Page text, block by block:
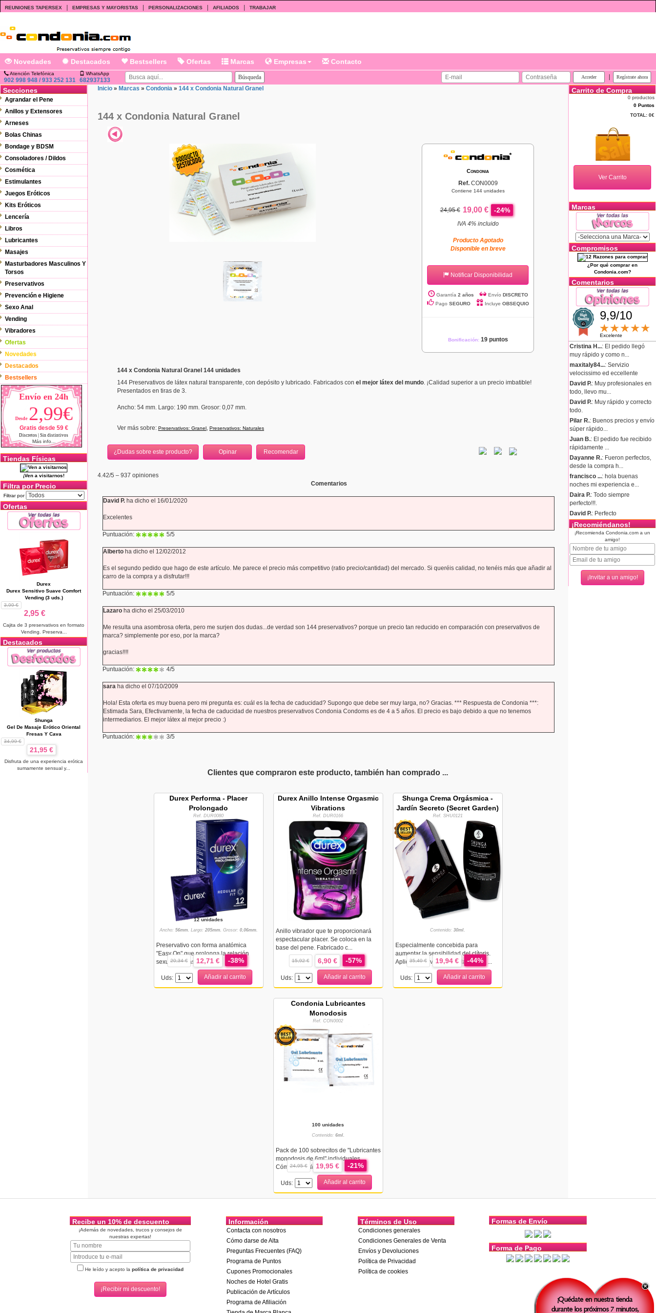
¡Quédate en nuestra tienda
durante los próximos 7 minutos,
REUNIONES TAPERSEX EMPRESAS Y MAYORISTAS PERSONALIZACIONES AFILIADOS TRABAJAR
Novedades Destacados Bestsellers Ofertas Marcas Empresas Contacto
Atención Telefónica
902 998 948 / 933 252 131
WhatsApp
682937133
Secciones
Agrandar el Pene
Anillos y Extensores
Arneses
Bolas Chinas
Bondage y BDSM
Consoladores / Dildos
Cosmética
Estimulantes
Juegos Eróticos
Kits Eróticos
Lencería
Libros
Lubricantes
Masajes
Masturbadores Masculinos Y
Torsos
Preservativos
Prevención e Higiene
Sexo Anal
Vending
Vibradores
Ofertas
Novedades
Destacados
Bestsellers
Envío en 24h
Desde 2,99€
Gratis desde 59 €
Discretos | Sin distintivos
Más info...
Tiendas Físicas
¡Ven a visitarnos!
Filtra por Precio
Filtrar por
Ofertas
Durex
Durex Sensitivo Suave Comfort
Vending (3 uds.)
3,99 €
2,95 €
Cajita de 3 preservativos en formato
Vending. Preserva...
Destacados
Shunga
Gel De Masaje Erótico Oriental
Fresas Y Cava
34,99 €
21,95 €
Disfruta de una experiencia erótica
sumamente sensual y...
Inicio » Marcas » Condonia » 144 x Condonia Natural Granel
144 x Condonia Natural Granel
Condonia
Ref. CON0009
Contiene 144 unidades
24,95 € 19,00 € -24%
IVA 4% incluido
Producto Agotado
Disponible en breve
Notificar Disponibilidad
Garantía 2 años Envío DISCRETO
Pago SEGURO Incluye OBSEQUIO
Bonificación: 19 puntos
144 x Condonia Natural Granel 144 unidades
144 Preservativos de látex natural transparente, con depósito y lubricado. Fabricados con el mejor látex del mundo. ¡Calidad superior a un precio imbatible!
Presentados en tiras de 3.
Ancho: 54 mm. Largo: 190 mm. Grosor: 0,07 mm.
Ver más sobre: Preservativos: Granel, Preservativos: Naturales
¿Dudas sobre este producto?
4.42/5 – 937 opiniones
Comentarios
David P.ha dicho el 16/01/2020
Excelentes
Puntuación: 5/5
Albertoha dicho el 12/02/2012
Es el segundo pedido que hago de este artículo. Me parece el precio más competitivo (ratio precio/cantidad) del mercado. Si queréis calidad, no tenéis más que añadir al
carro de la compra y a disfrutar!!!
Puntuación: 5/5
Lazaroha dicho el 25/03/2010
Me resulta una asombrosa oferta, pero me surjen dos dudas...de verdad son 144 preservativos? porque un precio tan reducido en comparación con preservativos de
marca? simplemente por eso, por la marca?
gracias!!!!
Puntuación: 4/5
saraha dicho el 07/10/2009
Hola! Esta oferta es muy buena pero mi pregunta es: cuál es la fecha de caducidad? Supongo que debe ser muy larga, no? Gracias. *** Respuesta de Condonia ***:
Estimada Sara, Efectivamente, la fecha de caducidad de nuestros preservativos Condonia Condoms es de 4 a 5 años. El precio es bajo debido a que no tenemos
intermediarios. El mejor látex al mejor precio :)
Puntuación: 3/5
Clientes que compraron este producto, también han comprado ...
Durex Performa - Placer
Prolongado
Ref. DUR0080
12 unidades
Ancho: 56mm. Largo: 205mm. Grosor: 0,06mm.
Preservativo con forma anatómica
"Easy On" que prolonga la relación
sexual gracias a su lubr...
20,34 € 12,71 € -38%
Uds: Añadir al carrito
Durex Anillo Intense Orgasmic
Vibrations
Ref. DUR0166
Anillo vibrador que te proporcionará
espectacular placer. Se coloca en la
base del pene. Fabricado c...
15,92 € 6,90 € -57%
Uds: Añadir al carrito
Shunga Crema Orgásmica -
Jardín Secreto (Secret Garden)
Ref. SHU0121
Contenido: 30ml.
Especialmente concebida para
aumentar la sensibilidad del clítoris.
Aplicada suavemente notarás una ...
35,40 € 19,94 € -44%
Uds: Añadir al carrito
Condonia Lubricantes
Monodosis
Ref. CON0002
100 unidades
Contenido: 6ml.
Pack de 100 sobrecitos de "Lubricantes
monodosis de 6ml" individuales.
Cómodo y práctico. Id...
24,95 € 19,95 € -21%
Uds: Añadir al carrito
Carrito de Compra
0 productos
0 Puntos
TOTAL: 0€
Marcas
Compromisos
¿Por qué comprar en
Condonia.com?
Comentarios
9,9/10
Excelente
Cristina H...: El pedido llegó
muy rápido y como n...
maxitaly84...: Servizio
velocissimo ed eccellente
David P.: Muy profesionales en
todo, llevo mu...
David P.: Muy rápido y correcto
todo.
Pilar R.: Buenos precios y envío
súper rápido...
Juan B.: El pedido fue recibido
rápidamente ...
Dayanne R.: Fueron perfectos,
desde la compra h...
francisco ...: hola buenas
noches mi experiencia e...
Daira P.: Todo siempre
perfecto!!!.
David P.: Perfecto
¡Recomiéndanos!
¡Recomienda Condonia.com a un
amigo!
Recibe un 10% de descuento
¡Además de novedades, trucos y consejos de
nuestras expertas!
He leído y acepto la política de privacidad
Información
Contacta con nosotros
Cómo darse de Alta
Preguntas Frecuentes (FAQ)
Programa de Puntos
Cupones Promocionales
Noches de Hotel Gratis
Publicación de Artículos
Programa de Afiliación
Términos de Uso
Condiciones generales
Condiciones Generales de Venta
Envíos y Devoluciones
Política de Privacidad
Política de cookies
Formas de Envío
Forma de Pago